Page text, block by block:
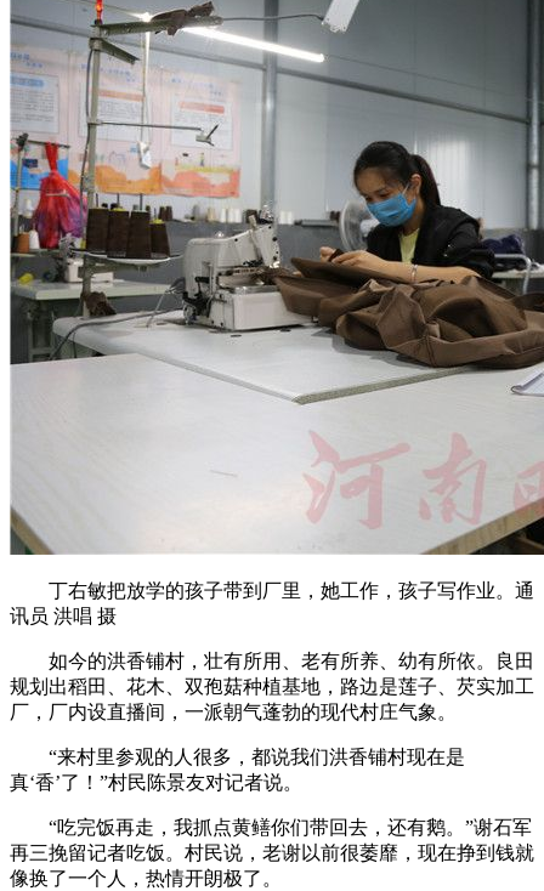
丁右敏把放学的孩子带到厂里，她工作，孩子写作业。通
讯员 洪唱 摄
如今的洪香铺村，壮有所用、老有所养、幼有所依。良田
规划出稻田、花木、双孢菇种植基地，路边是莲子、芡实加工
厂，厂内设直播间，一派朝气蓬勃的现代村庄气象。
“来村里参观的人很多，都说我们洪香铺村现在是
真‘香’了！”村民陈景友对记者说。
“吃完饭再走，我抓点黄鳝你们带回去，还有鹅。”谢石军
再三挽留记者吃饭。村民说，老谢以前很萎靡，现在挣到钱就
像换了一个人，热情开朗极了。